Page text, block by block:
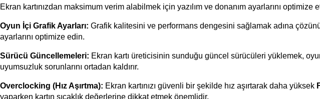
Ekran kartınızdan maksimum verim alabilmek için yazılım ve donanım ayarlarını optimize
Oyun İçi Grafik Ayarları: Grafik kalitesini ve performans dengesini sağlamak adına
ayarlarını optimize edin.
Sürücü Güncellemeleri: Ekran kartı üreticisinin sunduğu güncel sürücüleri yüklemek,
uyumsuzluk sorunlarını ortadan kaldırır.
Overclocking (Hız Aşırtma): Ekran kartınızı güvenli bir şekilde hız aşırtarak daha yüksek
yaparken kartın sıcaklık değerlerine dikkat etmek önemlidir.